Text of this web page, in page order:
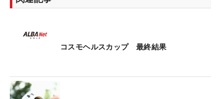
コスモヘルスカップ 最終結果